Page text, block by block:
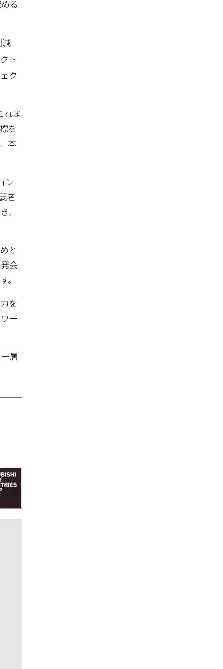
る
減
ト
ク
れま
を
本
ン
者
、
と
会
。
を
ー
層